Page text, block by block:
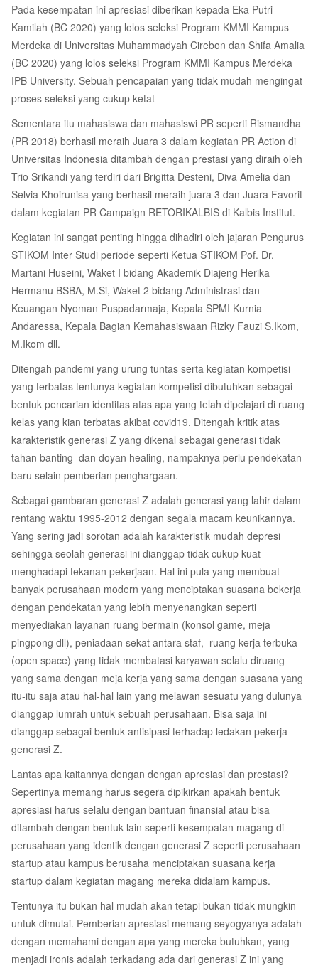
Pada kesempatan ini apresiasi diberikan kepada Eka Putri
Kamilah (BC 2020) yang lolos seleksi Program KMMI Kampus
Merdeka di Universitas Muhammadyah Cirebon dan Shifa Amalia
(BC 2020) yang lolos seleksi Program KMMI Kampus Merdeka
IPB University. Sebuah pencapaian yang tidak mudah mengingat
proses seleksi yang cukup ketat
Sementara itu mahasiswa dan mahasiswi PR seperti Rismandha
(PR 2018) berhasil meraih Juara 3 dalam kegiatan PR Action di
Universitas Indonesia ditambah dengan prestasi yang diraih oleh
Trio Srikandi yang terdiri dari Brigitta Desteni, Diva Amelia dan
Selvia Khoirunisa yang berhasil meraih juara 3 dan Juara Favorit
dalam kegiatan PR Campaign RETORIKALBIS di Kalbis Institut.
Kegiatan ini sangat penting hingga dihadiri oleh jajaran Pengurus
STIKOM Inter Studi periode seperti Ketua STIKOM Pof. Dr.
Martani Huseini, Waket I bidang Akademik Diajeng Herika
Hermanu BSBA, M.Si, Waket 2 bidang Administrasi dan
Keuangan Nyoman Puspadarmaja, Kepala SPMI Kurnia
Andaressa, Kepala Bagian Kemahasiswaan Rizky Fauzi S.Ikom,
M.Ikom dll.
Ditengah pandemi yang urung tuntas serta kegiatan kompetisi
yang terbatas tentunya kegiatan kompetisi dibutuhkan sebagai
bentuk pencarian identitas atas apa yang telah dipelajari di ruang
kelas yang kian terbatas akibat covid19. Ditengah kritik atas
karakteristik generasi Z yang dikenal sebagai generasi tidak
tahan banting dan doyan healing, nampaknya perlu pendekatan
baru selain pemberian penghargaan.
Sebagai gambaran generasi Z adalah generasi yang lahir dalam
rentang waktu 1995-2012 dengan segala macam keunikannya.
Yang sering jadi sorotan adalah karakteristik mudah depresi
sehingga seolah generasi ini dianggap tidak cukup kuat
menghadapi tekanan pekerjaan. Hal ini pula yang membuat
banyak perusahaan modern yang menciptakan suasana bekerja
dengan pendekatan yang lebih menyenangkan seperti
menyediakan layanan ruang bermain (konsol game, meja
pingpong dll), peniadaan sekat antara staf, ruang kerja terbuka
(open space) yang tidak membatasi karyawan selalu diruang
yang sama dengan meja kerja yang sama dengan suasana yang
itu-itu saja atau hal-hal lain yang melawan sesuatu yang dulunya
dianggap lumrah untuk sebuah perusahaan. Bisa saja ini
dianggap sebagai bentuk antisipasi terhadap ledakan pekerja
generasi Z.
Lantas apa kaitannya dengan dengan apresiasi dan prestasi?
Sepertinya memang harus segera dipikirkan apakah bentuk
apresiasi harus selalu dengan bantuan finansial atau bisa
ditambah dengan bentuk lain seperti kesempatan magang di
perusahaan yang identik dengan generasi Z seperti perusahaan
startup atau kampus berusaha menciptakan suasana kerja
startup dalam kegiatan magang mereka didalam kampus.
Tentunya itu bukan hal mudah akan tetapi bukan tidak mungkin
untuk dimulai. Pemberian apresiasi memang seyogyanya adalah
dengan memahami dengan apa yang mereka butuhkan, yang
menjadi ironis adalah terkadang ada dari generasi Z ini yang